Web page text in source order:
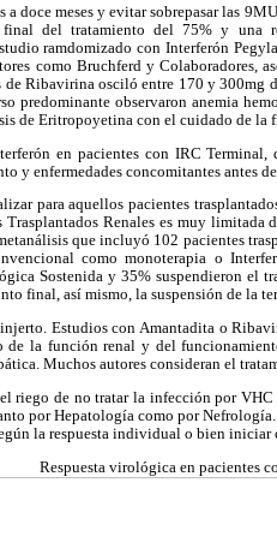
a doce meses y evitar sobrepasar las
final del tratamiento del 75% y una
ramdomizado con Interferón
como Bruchferd y Colaboradores,
Ribavirina osciló entre 170 y
predominante observaron anemia
de Eritropoyetina con el cuidado de la
en pacientes con IRC Terminal,
y enfermedades concomitantes antes
para aquellos pacientes
Renales es muy limitada
que incluyó 102 pacientes
como monoterapia o
Sostenida y 35% suspendieron el
final, así mismo, la suspensión de la
Estudios con Amantadita o
de la función renal y del
Muchos autores consideran el
riego de no tratar la infección por
por Hepatología como por
la respuesta individual o bien iniciar
Respuesta virológica en pacientes